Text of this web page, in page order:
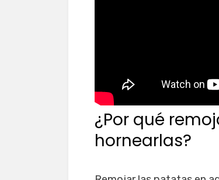
¿Por qué
hornearlas?